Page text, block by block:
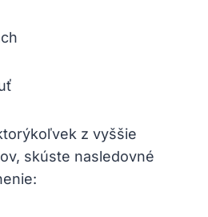
z vyššie
skúste nasledovné